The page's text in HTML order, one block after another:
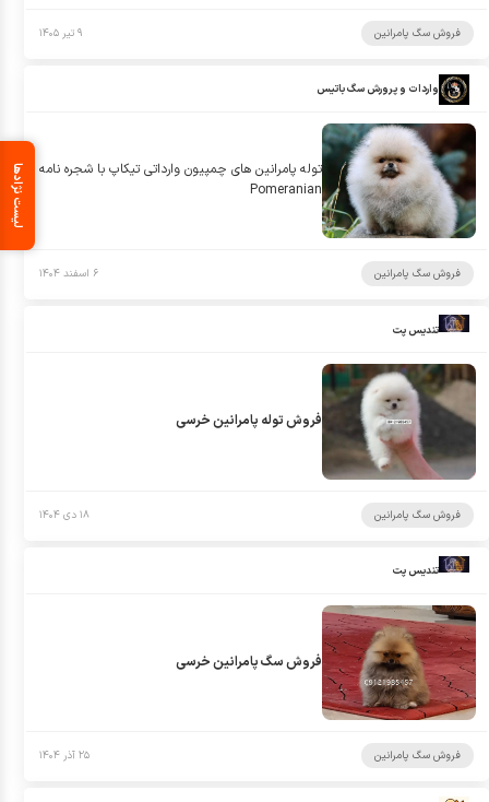
لیست نژادها
فروش سگ پامرانین ۹ تیر ۱۴۰۵
واردات و پرورش سگ باتیس
توله پامرانین های چمپیون وارداتی تیکاپ با شجره نامه
Pomeranian
فروش سگ پامرانین ۶ اسفند ۱۴۰۴
تندیس پت
فروش توله پامرانین خرسی
فروش سگ پامرانین ۱۸ دی ۱۴۰۴
تندیس پت
فروش سگ پامرانین خرسی
فروش سگ پامرانین ۲۵ آذر ۱۴۰۴